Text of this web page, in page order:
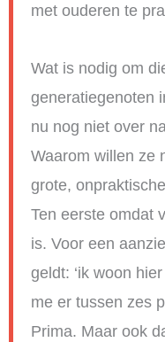
met ouderen te
Wat is nodig om
generatiegenoten
nu nog niet over
Waarom willen ze
grote,
Ten eerste omdat
is. Voor een
geldt: ‘ik woon
me er tussen zes
Prima. Maar ook